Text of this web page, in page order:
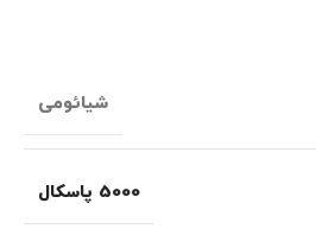
شیائومی
5000 پاسکال